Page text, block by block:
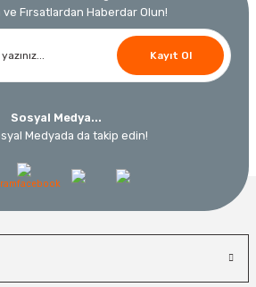
ve Fırsatlardan Haberdar Olun!
Kayıt Ol
Sosyal Medya...
Medyada da takip edin!